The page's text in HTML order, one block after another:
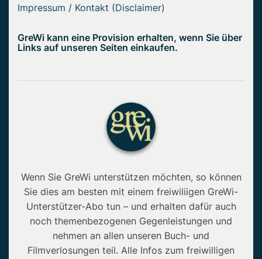
Impressum / Kontakt (Disclaimer)
GreWi kann eine Provision erhalten, wenn Sie über
Links auf unseren Seiten einkaufen.
Wenn Sie GreWi unterstützen möchten, so können
Sie dies am besten mit einem freiwiliigen GreWi-
Unterstützer-Abo tun – und erhalten dafür auch
noch themenbezogenen Gegenleistungen und
nehmen an allen unseren Buch- und
Filmverlosungen teil. Alle Infos zum freiwilligen